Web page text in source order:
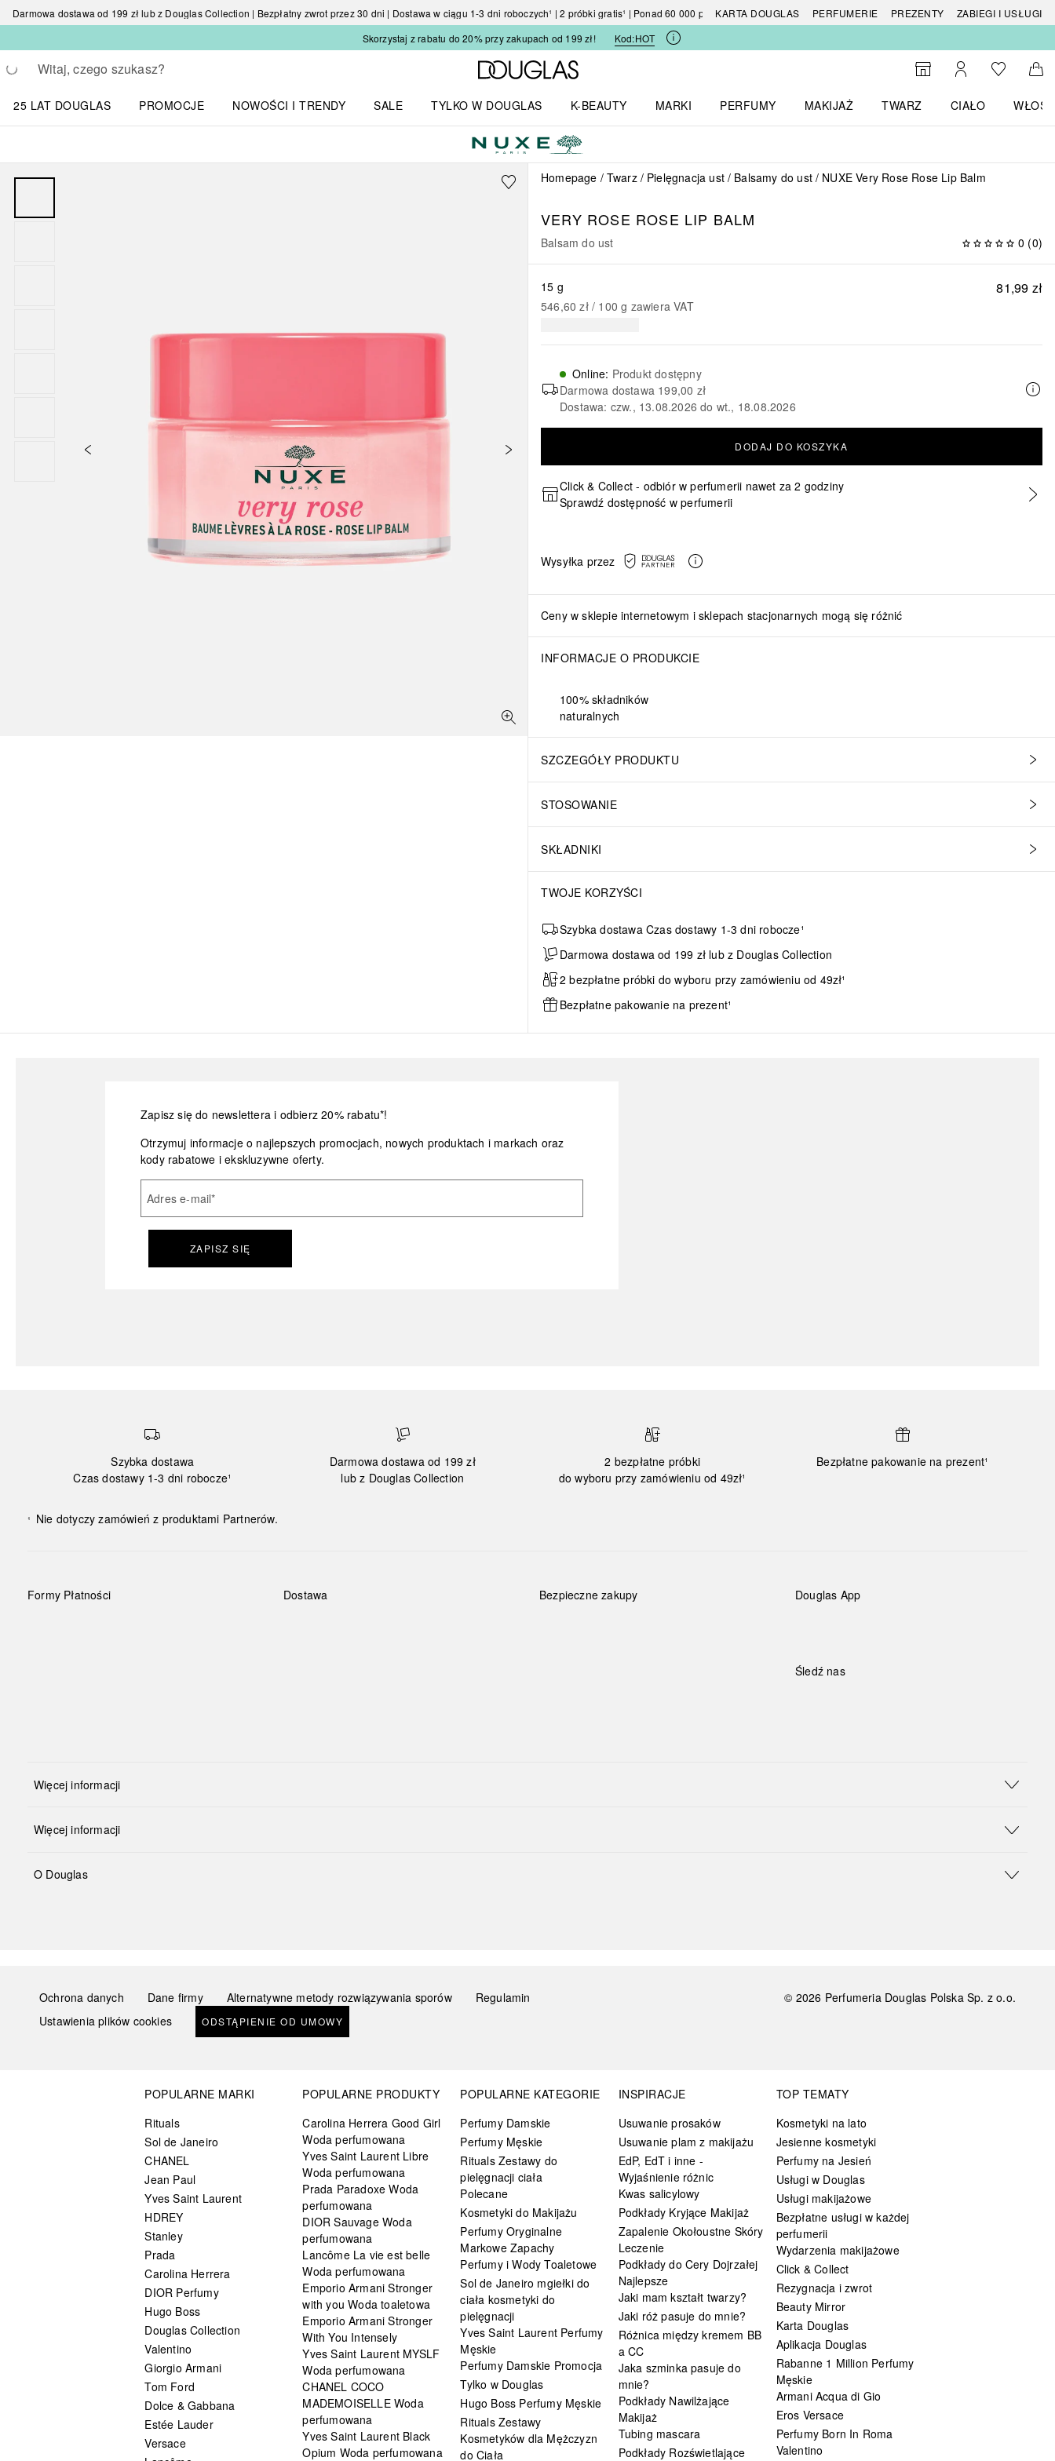
Darmowa dostawa od 199 zł lub z Douglas Collection | Bezpłatny zwrot przez 30 dni | Dostawa w ciągu 1-3 dni roboczych¹ | 2 próbki gratis¹ | Ponad 60 000 produktówKARTA DOUGLAS PERFUMERIE PREZENTY
ZABIEGI I USŁUGI
Skorzystaj z rabatu do 20% przy zakupach od 199 zł!
Kod:HOT
Wracać
Wykonaj wyszukiwanie
Strona główna Douglas
Do wyszukiwarki
Moje kontoDo listyDo
25 LAT DOUGLAS
PROMOCJE
NOWOŚCI I TRENDY
SALE
TYLKO W DOUGLAS
K-BEAUTY
MARKI
PERFUMY
MAKIJAŻ
TWARZ
CIAŁO
WŁOSY
Homepage Twarz Pielęgnacja ust Balsamy do ust NUXE Very Rose Rose Lip Balm
VERY ROSE ROSE LIP BALM
Balsam do ust 0 (0)
81,99 zł
15 g
546,60 zł / 100 g zawiera VAT
Online: Produkt dostępny
Darmowa dostawa 199,00 zł
Dostawa: czw., 13.08.2026 do wt., 18.08.2026
DODAJ DO KOSZYKA
Click & Collect - odbiór w perfumerii nawet za 2 godziny
Sprawdź dostępność w perfumerii
Wysyłka przez
Ceny w sklepie internetowym i sklepach stacjonarnych mogą się różnić
INFORMACJE O PRODUKCIE
100% składników
naturalnych
SZCZEGÓŁY PRODUKTU
STOSOWANIE
SKŁADNIKI
TWOJE KORZYŚCI
Szybka dostawa Czas dostawy 1-3 dni robocze¹
Darmowa dostawa od 199 zł lub z Douglas Collection
2 bezpłatne próbki do wyboru przy zamówieniu od 49zł¹
Bezpłatne pakowanie na prezent¹
Zapisz się do newslettera i odbierz 20% rabatu*!
Otrzymuj informacje o najlepszych promocjach, nowych produktach i markach oraz
kody rabatowe i ekskluzywne oferty.
Adres e-mail*
ZAPISZ SIĘ
Szybka dostawa
Czas dostawy 1-3 dni robocze¹
Darmowa dostawa od 199 zł
lub z Douglas Collection
2 bezpłatne próbki
do wyboru przy zamówieniu od 49zł¹
Bezpłatne pakowanie na prezent¹
¹ Nie dotyczy zamówień z produktami Partnerów.
Formy Płatności Dostawa Bezpieczne zakupy Douglas App
Śledź nas
Więcej informacji
Więcej informacji
O Douglas
Ochrona danych Dane firmy Alternatywne metody rozwiązywania sporów
Regulamin
Ustawienia plików cookies
ODSTĄPIENIE OD UMOWY
© 2026 Perfumeria Douglas Polska Sp. z o.o.
POPULARNE MARKI
Rituals
Sol de Janeiro
CHANEL
Jean Paul
Yves Saint Laurent
HDREY
Stanley
Prada
Carolina Herrera
DIOR Perfumy
Hugo Boss
Douglas Collection
Valentino
Giorgio Armani
Tom Ford
Dolce & Gabbana
Estée Lauder
Versace
POPULARNE PRODUKTY
Carolina Herrera Good Girl
Woda perfumowana
Yves Saint Laurent Libre
Woda perfumowana
Prada Paradoxe Woda
perfumowana
DIOR Sauvage Woda
perfumowana
Lancôme La vie est belle
Woda perfumowana
Emporio Armani Stronger
with you Woda toaletowa
Emporio Armani Stronger
With You Intensely
Yves Saint Laurent MYSLF
Woda perfumowana
CHANEL COCO
MADEMOISELLE Woda
perfumowana
Yves Saint Laurent Black
Opium Woda perfumowana
POPULARNE KATEGORIE
Perfumy Damskie
Perfumy Męskie
Rituals Zestawy do
pielęgnacji ciała
Polecane
Kosmetyki do Makijażu
Perfumy Oryginalne
Markowe Zapachy
Perfumy i Wody Toaletowe
Sol de Janeiro mgiełki do
ciała kosmetyki do
pielęgnacji
Yves Saint Laurent Perfumy
Męskie
Perfumy Damskie Promocja
Tylko w Douglas
Hugo Boss Perfumy Męskie
Rituals Zestawy
Kosmetyków dla Mężczyzn
do Ciała
INSPIRACJE
Usuwanie prosaków
Usuwanie plam z makijażu
EdP, EdT i inne -
Wyjaśnienie różnic
Kwas salicylowy
Podkłady Kryjące Makijaż
Zapalenie Okołoustne Skóry
Leczenie
Podkłady do Cery Dojrzałej
Najlepsze
Jaki mam kształt twarzy?
Jaki róż pasuje do mnie?
Różnica między kremem BB
a CC
Jaka szminka pasuje do
mnie?
Podkłady Nawilżające
Makijaż
Tubing mascara
Podkłady Rozświetlające
TOP TEMATY
Kosmetyki na lato
Jesienne kosmetyki
Perfumy na Jesień
Usługi w Douglas
Usługi makijażowe
Bezpłatne usługi w każdej
perfumerii
Wydarzenia makijażowe
Click & Collect
Rezygnacja i zwrot
Beauty Mirror
Karta Douglas
Aplikacja Douglas
Rabanne 1 Million Perfumy
Męskie
Armani Acqua di Gio
Eros Versace
Perfumy Born In Roma
Valentino